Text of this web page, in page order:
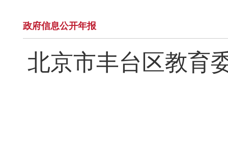
政府信息公开年报
北京市丰台区教育